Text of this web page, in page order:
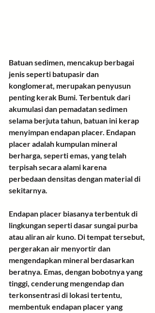
Batuan sedimen, mencakup berbagai
jenis seperti batupasir dan
konglomerat, merupakan penyusun
penting kerak Bumi. Terbentuk dari
akumulasi dan pemadatan sedimen
selama berjuta tahun, batuan ini kerap
menyimpan endapan placer. Endapan
placer adalah kumpulan mineral
berharga, seperti emas, yang telah
terpisah secara alami karena
perbedaan densitas dengan material di
sekitarnya.
Endapan placer biasanya terbentuk di
lingkungan seperti dasar sungai purba
atau aliran air kuno. Di tempat tersebut,
pergerakan air menyortir dan
mengendapkan mineral berdasarkan
beratnya. Emas, dengan bobotnya yang
tinggi, cenderung mengendap dan
terkonsentrasi di lokasi tertentu,
membentuk endapan placer yang